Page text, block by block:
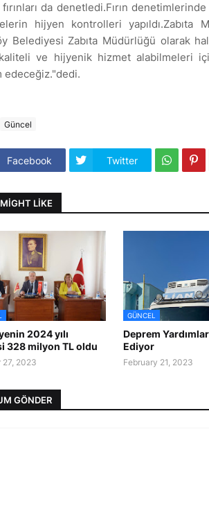
da denetledi.Fırın
hijyen kontrolleri yapıldı.Zabıta
Belediyesi Zabıta Müdürlüğü olarak
ve hijyenik hizmet alabilmeleri
edeceğiz."dedi.
Güncel
Facebook Twitter
LIKE
2024 yılı
328 milyon TL oldu
27, 2023
GÜNCEL
Deprem
Ediyor
February 21, 2023
GÖNDER